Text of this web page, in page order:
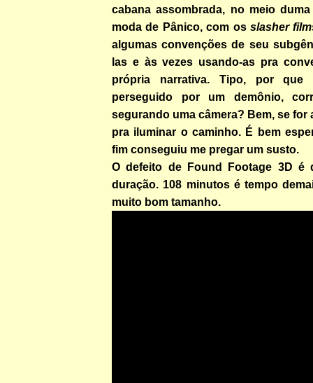
cabana assombrada, no meio
moda de Pânico, com os slasher
algumas convenções de seu
las e às vezes usando-as pra
própria narrativa. Tipo, por que
perseguido por um demônio,
segurando uma câmera? Bem, se for
pra iluminar o caminho. É bem
fim conseguiu me pregar um susto.
O defeito de Found Footage 3D é
duração. 108 minutos é tempo
muito bom tamanho.